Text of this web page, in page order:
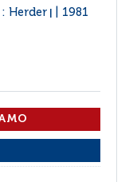
: Herder 1981